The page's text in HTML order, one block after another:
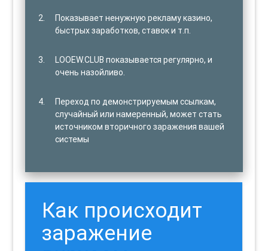
Показывает ненужную рекламу казино,
быстрых заработков, ставок и т.п.
LOOEW.CLUB показывается регулярно, и
очень назойливо.
Переход по демонстрируемым ссылкам,
случайный или намеренный, может стать
источником вторичного заражения вашей
системы
Как происходит
заражение